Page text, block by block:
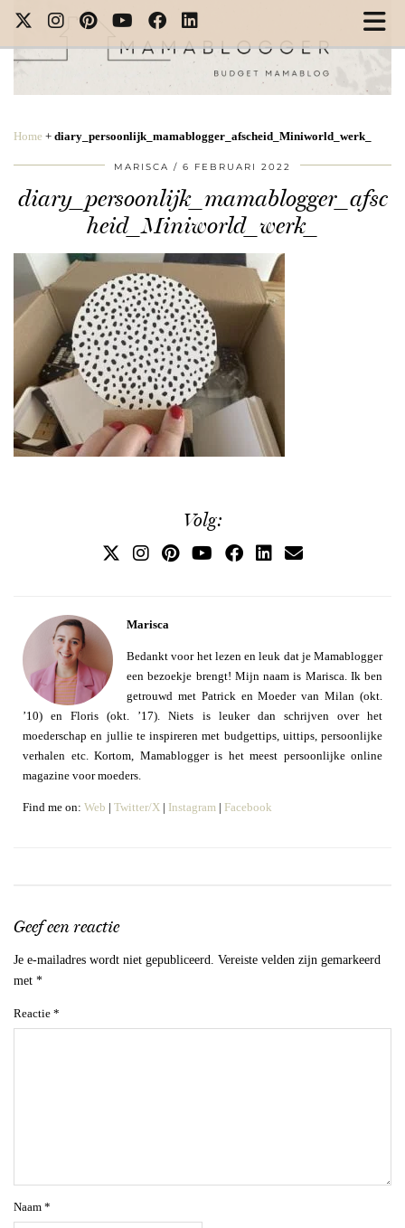
Home + diary_persoonlijk_mamablogger_afscheid_Miniworld_werk_
MARISCA 6 FEBRUARI 2022
diary_persoonlijk_mamablogger_afsc
heid_Miniworld_werk_
Volg:
Marisca
Bedankt voor het lezen en leuk dat je Mamablogger
een bezoekje brengt! Mijn naam is Marisca. Ik ben
getrouwd met Patrick en Moeder van Milan (okt.
’10) en Floris (okt. ’17). Niets is leuker dan schrijven over het
moederschap en jullie te inspireren met budgettips, uittips, persoonlijke
verhalen etc. Kortom, Mamablogger is het meest persoonlijke online
magazine voor moeders.
Find me on: Web | Twitter/X | Instagram | Facebook
Geef een reactie
Je e-mailadres wordt niet gepubliceerd. Vereiste velden zijn gemarkeerd
met *
Reactie *
Naam *